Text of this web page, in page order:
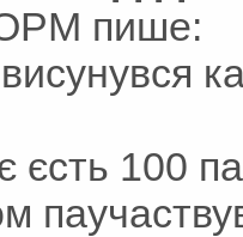
пише:
єсть 100